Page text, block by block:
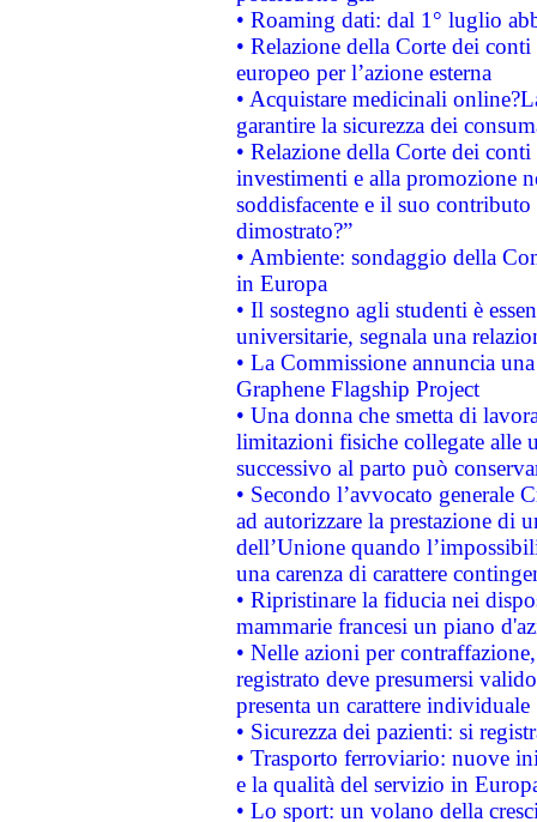
• Roaming dati: dal 1° luglio
• Relazione della Corte dei
europeo per l’azione esterna
• Acquistare medicinali
garantire la sicurezza dei
• Relazione della Corte dei
investimenti e alla promozione
soddisfacente e il suo
dimostrato?”
• Ambiente: sondaggio della
in Europa
• Il sostegno agli studenti è
universitarie, segnala una
• La Commissione annuncia
Graphene Flagship Project
• Una donna che smetta di
limitazioni fisiche collegate alle
successivo al parto può
• Secondo l’avvocato
ad autorizzare la prestazione di
dell’Unione quando
una carenza di carattere
• Ripristinare la fiducia nei
mammarie francesi un piano
• Nelle azioni per
registrato deve presumersi
presenta un carattere individuale
• Sicurezza dei pazienti: si
• Trasporto ferroviario: nuove
e la qualità del servizio in
• Lo sport: un volano della